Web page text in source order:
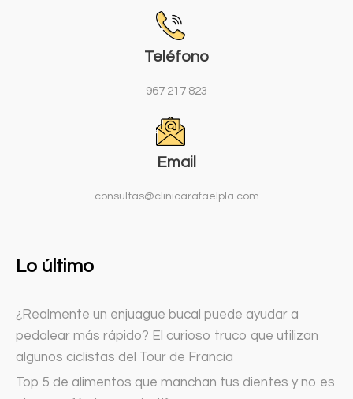
Teléfono
967 217 823
Email
consultas@clinicarafaelpla.com
Lo último
¿Realmente un enjuague bucal puede ayudar a
pedalear más rápido? El curioso truco que utilizan
algunos ciclistas del Tour de Francia
Top 5 de alimentos que manchan tus dientes y no es